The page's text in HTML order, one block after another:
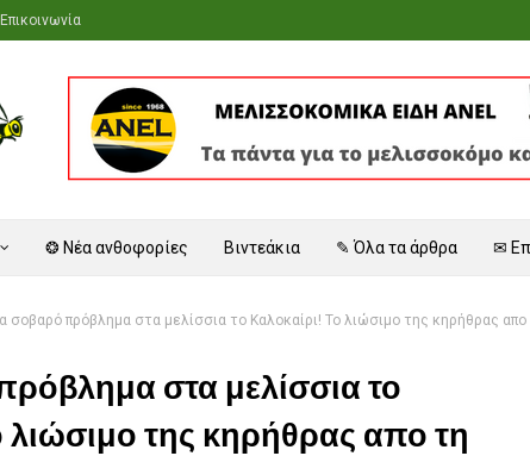
Επικοινωνία
❂ Νέα ανθοφορίες Βιντεάκια ✎ Όλα τα άρθρα ✉
σοβαρό πρόβλημα στα μελίσσια το Καλοκαίρι! Το λιώσιμο της κηρήθρας απο
στα μελίσσια το
λιώσιμο της κηρήθρας απο τη